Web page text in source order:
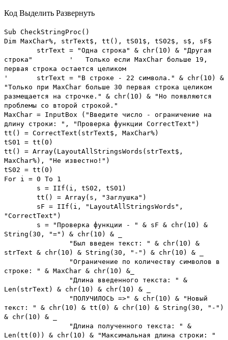
Код Выделить Развернуть
Sub CheckStringProc()
Dim MaxChar%, strText$, tt(), tS01$, tS02$, s$, sF$
strText = "Одна строка" & chr(10) & "Другая
строка"
' Только если MaxChar больше 19,
первая строка остается целиком
'
strText = "В строке - 22 символа." & chr(10) &
"Только при MaxChar больше 30 первая строка целиком
размещается на строчке." & chr(10) & "Но появляются
проблемы со второй строкой."
MaxChar = InputBox ("Введите число - ограничение на
длину строки: ", "Проверка функции CorrectText")
tt() = CorrectText(strText$, MaxChar%)
tS01 = tt(0)
tt() = Array(LayoutAllStringsWords(strText$,
MaxChar%), "Не известно!")
tS02 = tt(0)
For i = 0 To 1
s = IIf(i, tS02, tS01)
tt() = Array(s, "Заглушка")
sF = IIf(i, "LayoutAllStringsWords",
"CorrectText")
s = "Проверка функции - " & sF & chr(10) &
String(30, "=") & chr(10) & _
"Был введен текст: " & chr(10) &
strText & chr(10) & String(30, "-") & chr(10) & _
"Ограничение по количеству символов в
строке: " & MaxChar & chr(10) &_
"Длина введенного текста: " &
Len(strText) & chr(10) & chr(10) & _
"ПОЛУЧИЛОСЬ =>" & chr(10) & "Новый
текст: " & chr(10) & tt(0) & chr(10) & String(30, "-")
& chr(10) & _
"Длина полученного текста: " &
Len(tt(0)) & chr(10) & "Максимальная длина строки: "